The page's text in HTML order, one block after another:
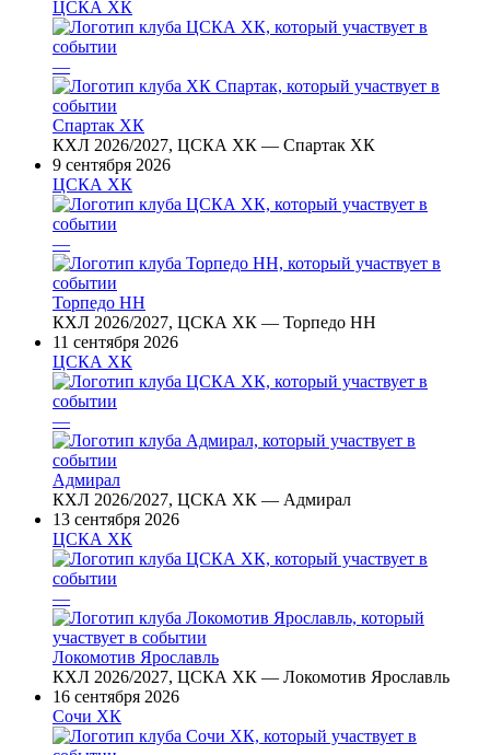
ЦСКА ХК
—
Спартак ХК
КХЛ 2026/2027, ЦСКА ХК — Спартак ХК
9 сентября 2026
ЦСКА ХК
—
Торпедо НН
КХЛ 2026/2027, ЦСКА ХК — Торпедо НН
11 сентября 2026
ЦСКА ХК
—
Адмирал
КХЛ 2026/2027, ЦСКА ХК — Адмирал
13 сентября 2026
ЦСКА ХК
—
Локомотив Ярославль
КХЛ 2026/2027, ЦСКА ХК — Локомотив Ярославль
16 сентября 2026
Сочи ХК